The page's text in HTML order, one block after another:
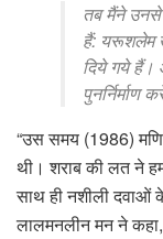
तब मैंने
हैं: यरूशलेम
दिये गये
पुनर्निर्माण
“उस समय (1986)
थी। शराब की लत ने
साथ ही नशीली दवाओं
लालमनलीन मन ने